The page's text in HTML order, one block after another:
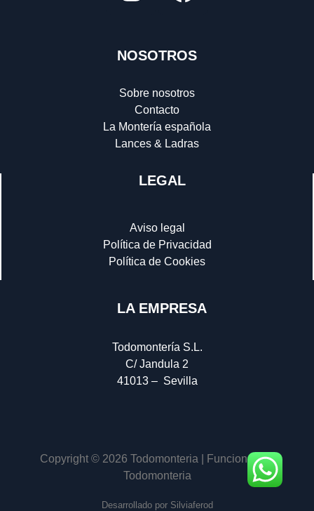
NOSOTROS
Sobre nosotros
Contacto
La Montería española
Lances & Ladras
LEGAL
Aviso legal
Política de Privacidad
Política de Cookies
LA EMPRESA
Todomontería S.L.
C/ Jandula 2
41013 – Sevilla
Copyright © 2026 Todomonteria | Funciona con
Todomonteria
Desarrollado por Silviaferod